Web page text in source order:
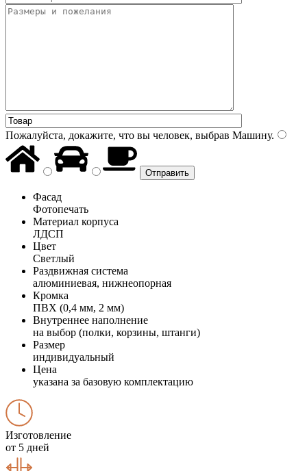
Пожалуйста, докажите, что вы человек, выбрав Машину.
Фасад
Фотопечать
Материал корпуса
ЛДСП
Цвет
Светлый
Раздвижная система
алюминиевая, нижнеопорная
Кромка
ПВХ (0,4 мм, 2 мм)
Внутреннее наполнение
на выбор (полки, корзины, штанги)
Размер
индивидуальный
Цена
указана за базовую комплектацию
Изготовление
от 5 дней